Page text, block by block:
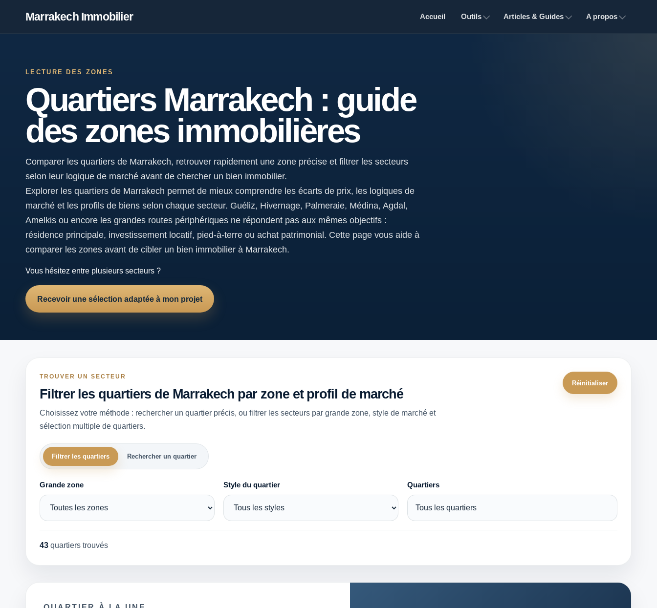
Marrakech Immobilier Accueil Outils Articles & Guides A propos
LECTURE DES ZONES
Quartiers Marrakech : guide
des zones immobilières
Comparer les quartiers de Marrakech, retrouver rapidement une zone précise et filtrer les secteurs
selon leur logique de marché avant de chercher un bien immobilier.
Explorer les quartiers de Marrakech permet de mieux comprendre les écarts de prix, les logiques de
marché et les profils de biens selon chaque secteur. Guéliz, Hivernage, Palmeraie, Médina, Agdal,
Amelkis ou encore les grandes routes périphériques ne répondent pas aux mêmes objectifs :
résidence principale, investissement locatif, pied-à-terre ou achat patrimonial. Cette page vous aide à
comparer les zones avant de cibler un bien immobilier à Marrakech.
Vous hésitez entre plusieurs secteurs ?
Recevoir une sélection adaptée à mon projet
TROUVER UN SECTEUR
Filtrer les quartiers de Marrakech par zone et profil de marché
Choisissez votre méthode : rechercher un quartier précis, ou filtrer les secteurs par grande zone, style de marché et
sélection multiple de quartiers.
Réinitialiser
Filtrer les quartiers Rechercher un quartier
Grande zone Style du quartier Quartiers
Tous les quartiers
43 quartiers trouvés